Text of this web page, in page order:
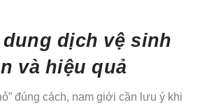
dịch vệ sinh
và hiệu quả
đúng cách, nam giới cần lưu ý khi